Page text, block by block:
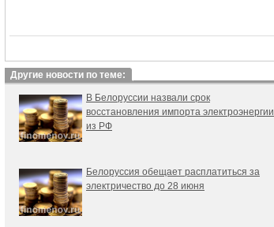
Другие новости по теме:
В Белоруссии назвали срок
восстановления импорта электроэнергии
из РФ
Белоруссия обещает расплатиться за
электричество до 28 июня